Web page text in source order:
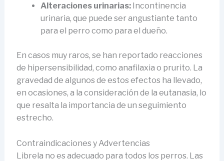
Alteraciones urinarias:Incontinencia
urinaria, que puede ser angustiante tanto
para el perro como para el dueño.
En casos muy raros, se han reportado reacciones
de hipersensibilidad, como anafilaxia o prurito. La
gravedad de algunos de estos efectos ha llevado,
en ocasiones, a la consideración de la eutanasia, lo
que resalta la importancia de un seguimiento
estrecho.
Contraindicaciones y Advertencias
Librela no es adecuado para todos los perros. Las